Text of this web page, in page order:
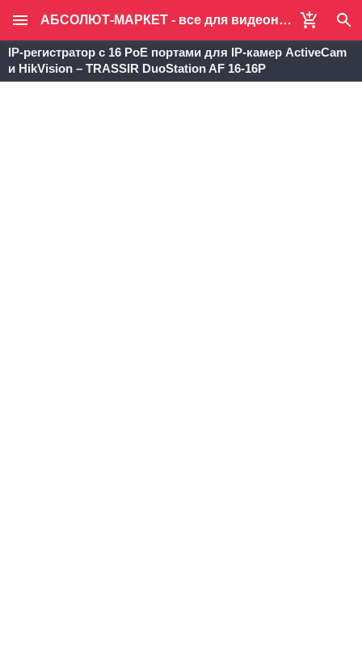
АБСОЛЮТ-МАРКЕТ - все для видеонаблюдения и систем безопасности
IP-регистратор с 16 PoE портами для IP-камер ActiveCam
и HikVision – TRASSIR DuoStation AF 16-16P